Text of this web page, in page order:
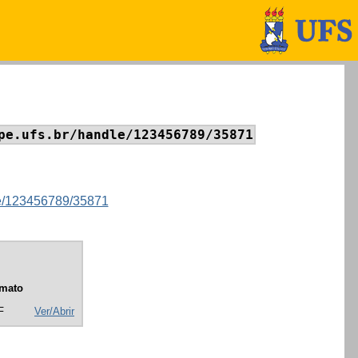
handle/123456789/35871
123456789/35871
Ver/Abrir